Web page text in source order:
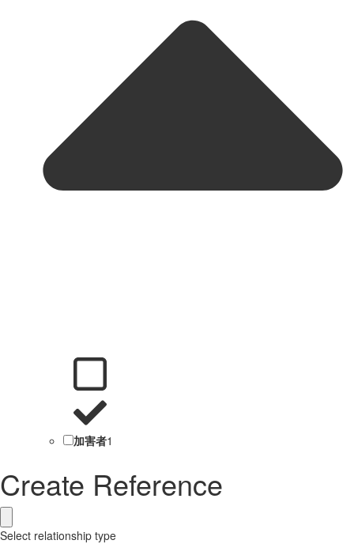
加害者1
Create Reference
Select relationship type